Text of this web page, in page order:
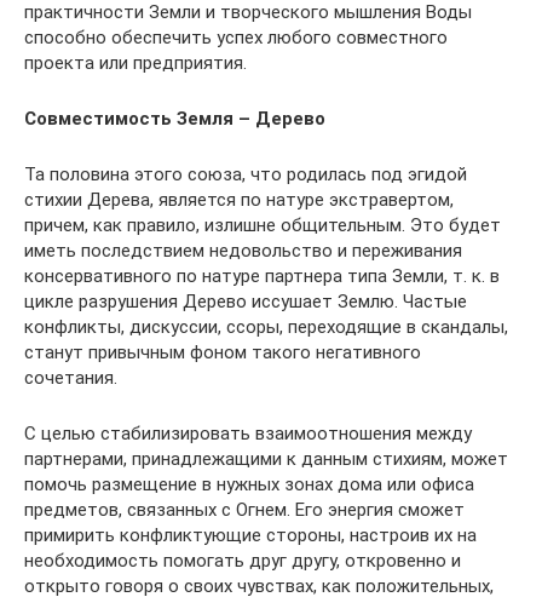
практичности Земли и творческого мышления Воды
способно обеспечить успех любого совместного
проекта или предприятия.
Совместимость Земля – Дерево
Та половина этого союза, что родилась под эгидой
стихии Дерева, является по натуре экстравертом,
причем, как правило, излишне общительным. Это будет
иметь последствием недовольство и переживания
консервативного по натуре партнера типа Земли, т. к. в
цикле разрушения Дерево иссушает Землю. Частые
конфликты, дискуссии, ссоры, переходящие в скандалы,
станут привычным фоном такого негативного
сочетания.
С целью стабилизировать взаимоотношения между
партнерами, принадлежащими к данным стихиям, может
помочь размещение в нужных зонах дома или офиса
предметов, связанных с Огнем. Его энергия сможет
примирить конфликтующие стороны, настроив их на
необходимость помогать друг другу, откровенно и
открыто говоря о своих чувствах, как положительных,